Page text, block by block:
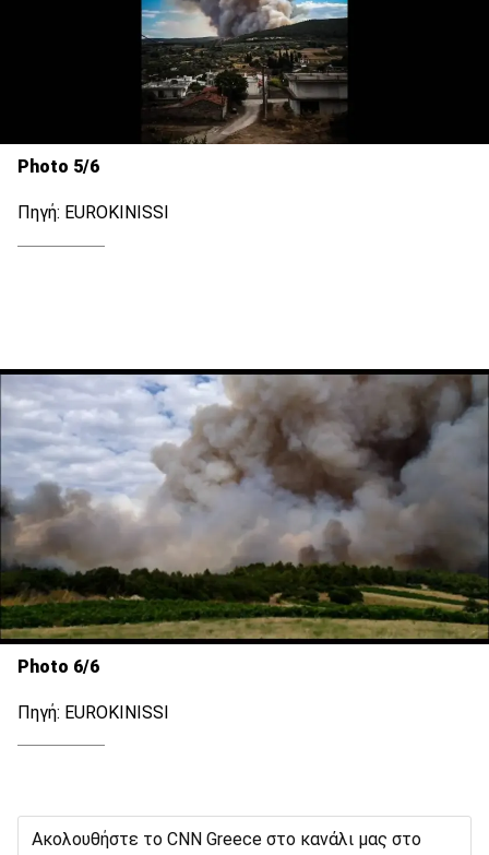
Photo 5/6
Πηγή: EUROKINISSI
Photo 6/6
Πηγή: EUROKINISSI
Ακολουθήστε το CNN Greece στο κανάλι μας στο